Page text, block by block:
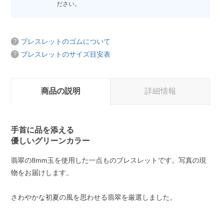
ださい。
ブレスレットのゴムについて
ブレスレットのサイズ目安表
商品の説明 詳細情報
手首に品を添える
優しいグリーンカラー
翡翠の8mm玉を使用した一点ものブレスレットです。写真の現
物をお届けします。
さわやかな初夏の風を思わせる翡翠を厳選しました。